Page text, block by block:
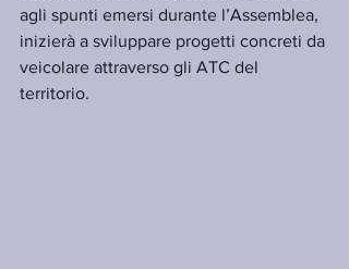
agli spunti emersi durante l’Assemblea,
inizierà a sviluppare progetti concreti da
veicolare attraverso gli ATC del
territorio.